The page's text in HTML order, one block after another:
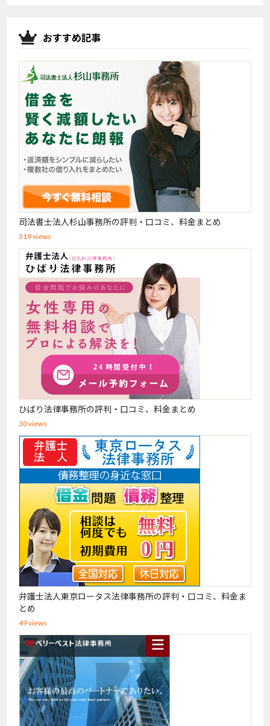
おすすめ記事
司法書士法人杉山事務所の評判・口コミ、料金まとめ
319 views
ひばり法律事務所の評判・口コミ、料金まとめ
30 views
弁護士法人東京ロータス法律事務所の評判・口コミ、料金ま
とめ
49 views